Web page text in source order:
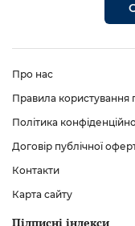
Про нас
Правила користування
Політика
Договір публічної
Контакти
Карта сайту
Підписні індекси